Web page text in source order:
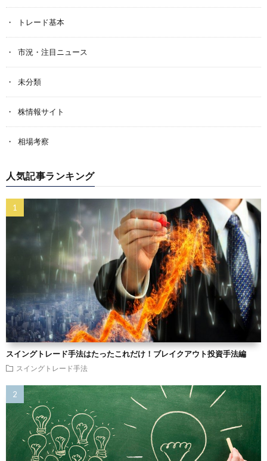
トレード基本
市況・注目ニュース
未分類
株情報サイト
相場考察
人気記事ランキング
スイングトレード手法はたったこれだけ！ブレイクアウト投資手法編
スイングトレード手法